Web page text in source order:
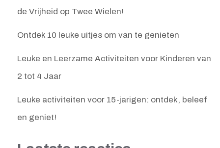
de Vrijheid op Twee Wielen!
Ontdek 10 leuke uitjes om van te genieten
Leuke en Leerzame Activiteiten voor Kinderen van
2 tot 4 Jaar
Leuke activiteiten voor 15-jarigen: ontdek, beleef
en geniet!